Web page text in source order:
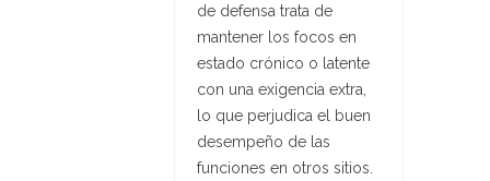
de defensa trata de
mantener los focos en
estado crónico o latente
con una exigencia extra,
lo que perjudica el buen
desempeño de las
funciones en otros sitios.